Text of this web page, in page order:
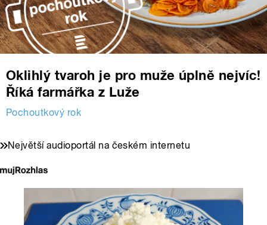
Oklihlý tvaroh je pro muže úplně nejvíc!
Říká farmářka z Luže
Pochoutkový rok
Největší audioportál na českém internetu